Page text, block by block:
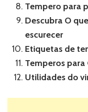
Tempero para
Descubra O
escurecer
Etiquetas de
Temperos para
Utilidades do